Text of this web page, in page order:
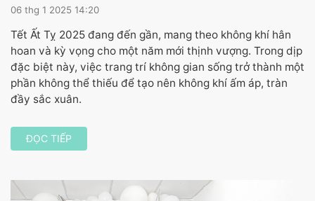
06 thg 1 2025 14:20
Tết Ất Tỵ 2025 đang đến gần, mang theo không khí hân
hoan và kỳ vọng cho một năm mới thịnh vượng. Trong dịp
đặc biệt này, việc trang trí không gian sống trở thành một
phần không thể thiếu để tạo nên không khí ấm áp, tràn
đầy sắc xuân.
ĐỌC TIẾP